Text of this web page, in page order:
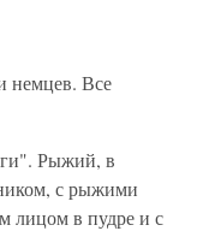
немцев. Все
Рыжий, в
с рыжими
лицом в пудре и с